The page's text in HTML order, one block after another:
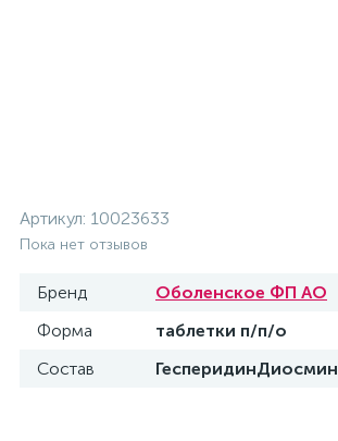
Артикул: 10023633
Пока нет отзывов
Бренд
Оболенское ФП АО
Форма
таблетки п/п/о
Состав
ГесперидинДиосмин